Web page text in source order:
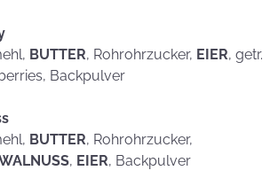
BUTTER, Rohrohrzucker, EIER, getr.
Backpulver
BUTTER, Rohrohrzucker,
, EIER, Backpulver